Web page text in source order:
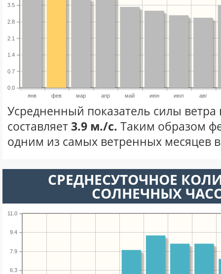
янв фев мар апр май июн июл авг
0.0
0.7
1.4
2.1
2.8
3.5
Усредненный показатель силы ветра
составляет3.9 м./с. Таким образом
одним из самых ветренных месяцев в
СРЕДНЕСУТОЧНОЕ
СОЛНЕЧНЫХ
6.3
7.9
9.4
11.0